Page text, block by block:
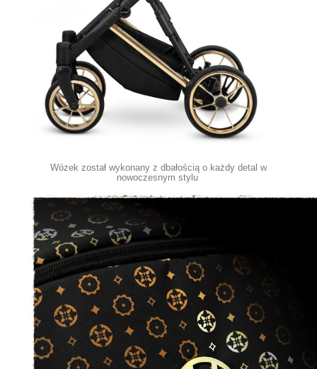
Wózek został wykonany z dbałością o każdy detal w
nowoczesnym stylu